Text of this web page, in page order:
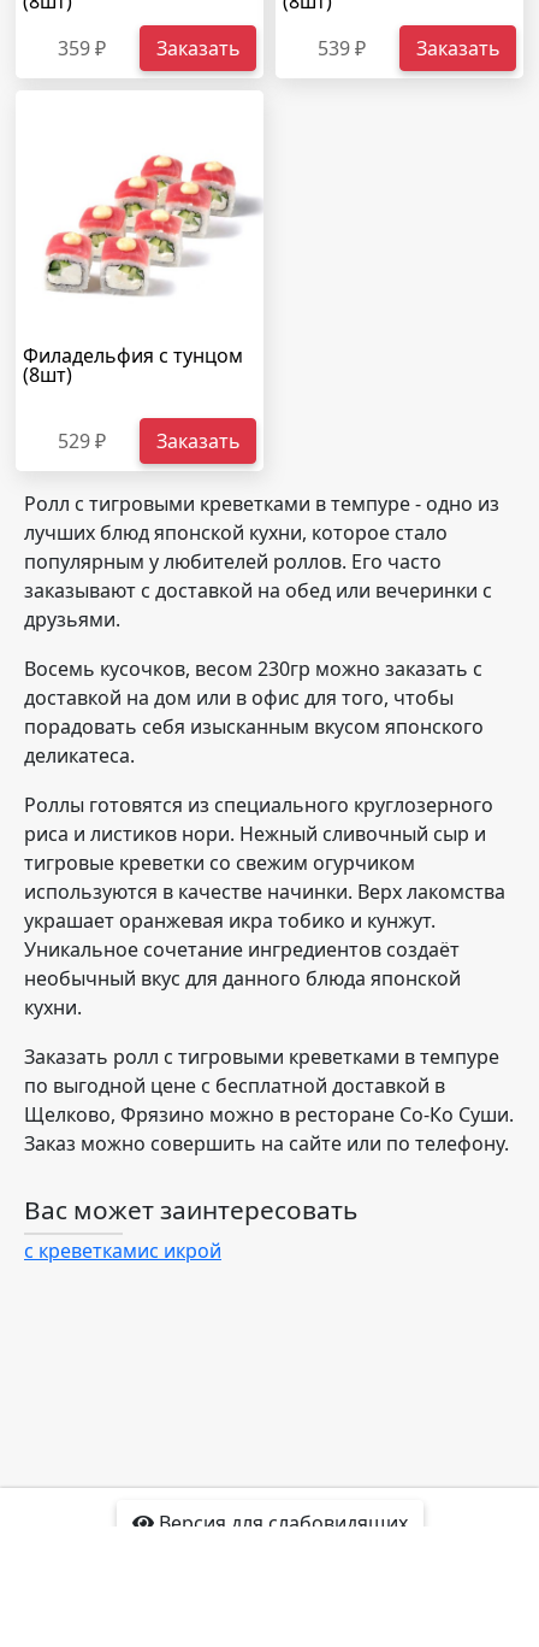
359 ₽
Заказать
539 ₽
Заказать
Филадельфия с тунцом
(8шт)
529 ₽ Заказать
Ролл с тигровыми креветками в темпуре - одно из
лучших блюд японской кухни, которое стало
популярным у любителей роллов. Его часто
заказывают с доставкой на обед или вечеринки с
друзьями.
Восемь кусочков, весом 230гр можно заказать с
доставкой на дом или в офис для того, чтобы
порадовать себя изысканным вкусом японского
деликатеса.
Роллы готовятся из специального круглозерного
риса и листиков нори. Нежный сливочный сыр и
тигровые креветки со свежим огурчиком
используются в качестве начинки. Верх лакомства
украшает оранжевая икра тобико и кунжут.
Уникальное сочетание ингредиентов создаёт
необычный вкус для данного блюда японской
кухни.
Заказать ролл с тигровыми креветками в темпуре
по выгодной цене с бесплатной доставкой в
Щелково, Фрязино можно в ресторане Со-Ко Суши.
Заказ можно совершить на сайте или по телефону.
Вас может заинтересовать
с креветкамис икрой
Версия для слабовидящих